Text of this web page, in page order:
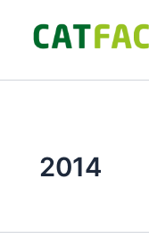
contenido
2014